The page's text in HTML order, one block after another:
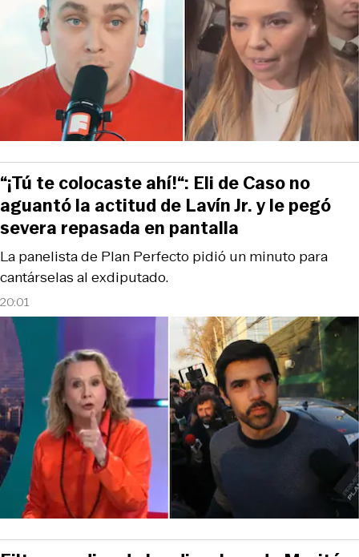
20:01
La panelista de Plan Perfecto pidió un minuto para
cantárselas al exdiputado.
“¡Tú te colocaste ahí!“: Eli de Caso no
aguantó la actitud de Lavín Jr. y le pegó
severa repasada en pantalla